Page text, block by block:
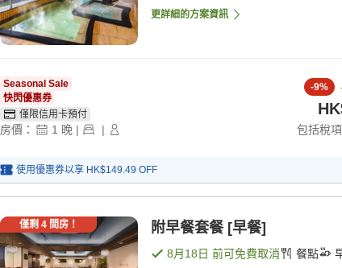
更詳細的方案資訊
Seasonal Sale
快閃優惠券
僅限信用卡預付
房價： 1 晚 | |
-9%
包括稅
使用優惠券以享 HK$149.49 OFF
僅剩 4間房！ 附早餐套餐 [早餐]
8月18日 前可免費取消 餐點